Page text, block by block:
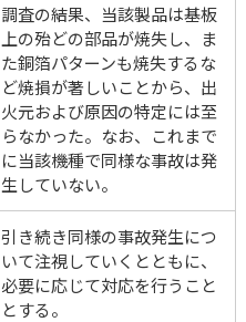
調査の結果、当該製品は基板
上の殆どの部品が焼失し、ま
た銅箔パターンも焼失するな
ど焼損が著しいことから、出
火元および原因の特定には至
らなかった。なお、これまで
に当該機種で同様な事故は発
生していない。
引き続き同様の事故発生につ
いて注視していくとともに、
必要に応じて対応を行うこと
とする。